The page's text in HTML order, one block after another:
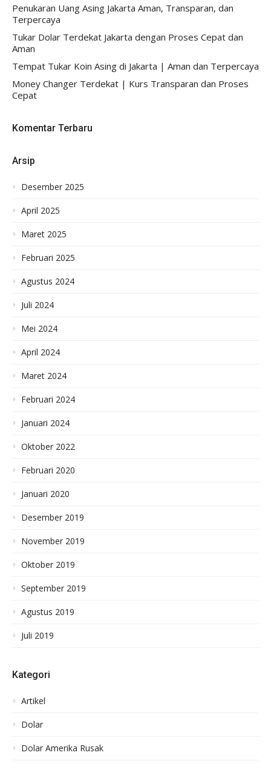
Penukaran Uang Asing Jakarta Aman, Transparan, dan
Terpercaya
Tukar Dolar Terdekat Jakarta dengan Proses Cepat dan
Aman
Tempat Tukar Koin Asing di Jakarta | Aman dan Terpercaya
Money Changer Terdekat | Kurs Transparan dan Proses
Cepat
Komentar Terbaru
Arsip
Desember 2025
April 2025
Maret 2025
Februari 2025
Agustus 2024
Juli 2024
Mei 2024
April 2024
Maret 2024
Februari 2024
Januari 2024
Oktober 2022
Februari 2020
Januari 2020
Desember 2019
November 2019
Oktober 2019
September 2019
Agustus 2019
Juli 2019
Kategori
Artikel
Dolar
Dolar Amerika Rusak